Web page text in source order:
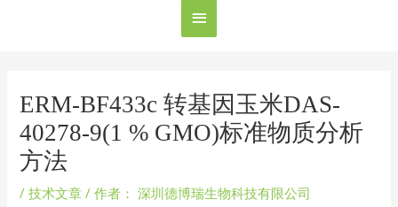
ERM-BF433c 转基因玉米DAS-
40278-9(1 % GMO)标准物质分析
方法
/技术文章 / 作者： 深圳德博瑞生物科技有限公司